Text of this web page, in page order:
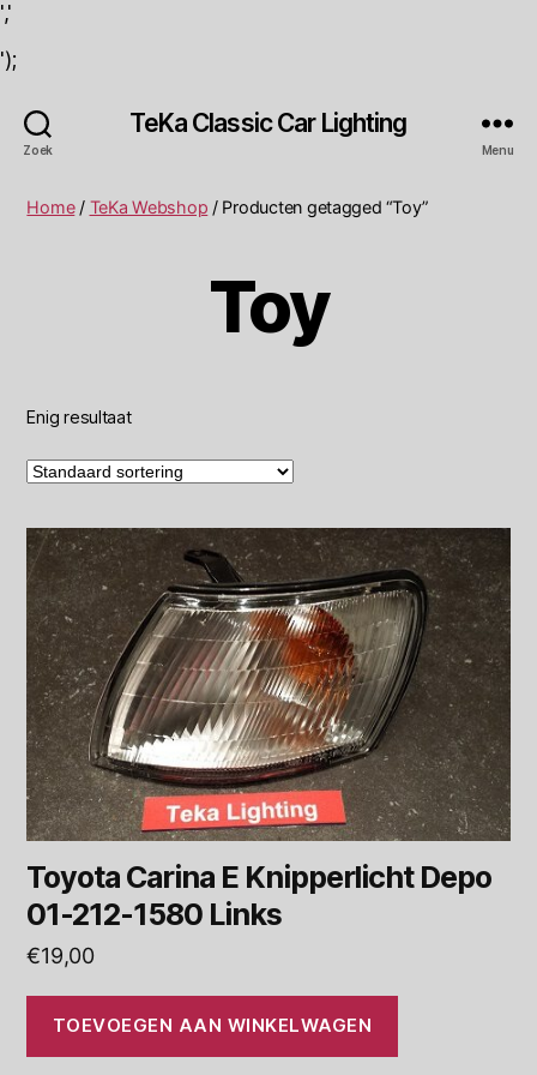
','
');
Zoek
TeKa Classic Car Lighting
Menu
Home/ TeKa Webshop / Producten getagged “Toy”
Toy
Enig resultaat
Toyota Carina E Knipperlicht Depo
01-212-1580 Links
€19,00
TOEVOEGEN AAN WINKELWAGEN